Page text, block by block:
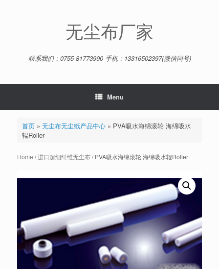
无尘布厂家
联系我们：0755-81773990 手机：13316502397(微信同号)
Menu
首页» 无尘布无尘纸产品中心» PVA吸水海绵滚轮 海绵吸水
辊Roller
Home /进口超细纤维无尘布/ PVA吸水海绵滚轮 海绵吸水辊Roller